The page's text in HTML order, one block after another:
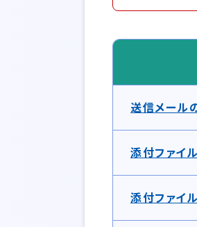
送信メール
添付ファイ
添付ファイ